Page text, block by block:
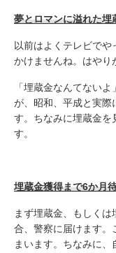
夢とロマンに溢れた埋
以前はよくテレビで
かけませんね。はやり
「埋蔵金なんてない
が、昭和、平成と実際
す。ちなみに埋蔵金を
す。
埋蔵金獲得まで6か月
まず埋蔵金、もしく
合、警察に届けます。
まいます。ちなみに